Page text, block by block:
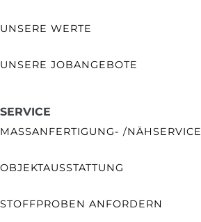
UNSERE WERTE
UNSERE JOBANGEBOTE
SERVICE
MASSANFERTIGUNG- /NÄHSERVICE
OBJEKTAUSSTATTUNG
STOFFPROBEN ANFORDERN